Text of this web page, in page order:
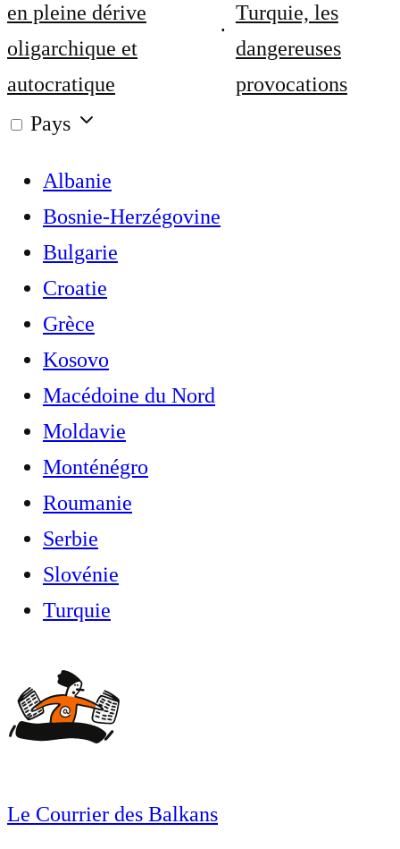
en pleine dérive
oligarchique et
autocratique
Turquie, les
dangereuses
provocations
Pays
Albanie
Bosnie-Herzégovine
Bulgarie
Croatie
Grèce
Kosovo
Macédoine du Nord
Moldavie
Monténégro
Roumanie
Serbie
Slovénie
Turquie
Le Courrier des Balkans